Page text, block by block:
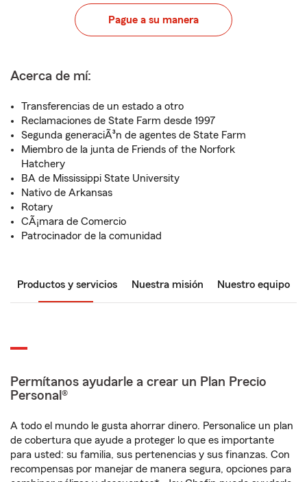
Pague a su manera
Acerca de mí:
Transferencias de un estado a otro
Reclamaciones de State Farm desde 1997
Segunda generaciÃ³n de agentes de State Farm
Miembro de la junta de Friends of the Norfork
Hatchery
BA de Mississippi State University
Nativo de Arkansas
Rotary
CÃ¡mara de Comercio
Patrocinador de la comunidad
Productos y servicios Nuestra misión Nuestro equipo
Permítanos ayudarle a crear un Plan Precio
Personal®
A todo el mundo le gusta ahorrar dinero. Personalice un plan
de cobertura que ayude a proteger lo que es importante
para usted: su familia, sus pertenencias y sus finanzas. Con
recompensas por manejar de manera segura, opciones para